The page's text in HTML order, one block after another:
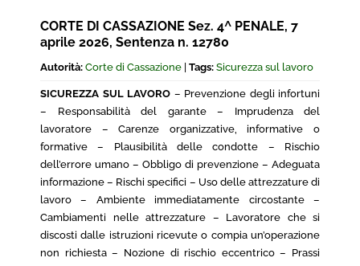
CORTE DI CASSAZIONE Sez. 4^ PENALE, 7
aprile 2026, Sentenza n. 12780
Autorità: Corte di Cassazione Tags: Sicurezza sul lavoro
SICUREZZA SUL LAVORO – Prevenzione degli infortuni
– Responsabilità del garante – Imprudenza del
lavoratore – Carenze organizzative, informative o
formative – Plausibilità delle condotte – Rischio
dell’errore umano – Obbligo di prevenzione – Adeguata
informazione – Rischi specifici – Uso delle attrezzature di
lavoro – Ambiente immediatamente circostante –
Cambiamenti nelle attrezzature – Lavoratore che si
discosti dalle istruzioni ricevute o compia un’operazione
non richiesta – Nozione di rischio eccentrico – Prassi